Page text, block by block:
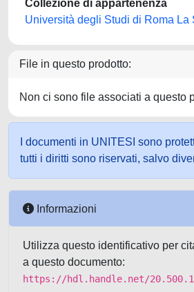
Collezione di appartenenza
Università degli Studi di Roma La
File in questo prodotto:
Non ci sono file associati a questo
I documenti in UNITESI sono
tutti i diritti sono riservati, salvo
Informazioni
Utilizza questo identificativo per
a questo documento:
https://hdl.handle.net/